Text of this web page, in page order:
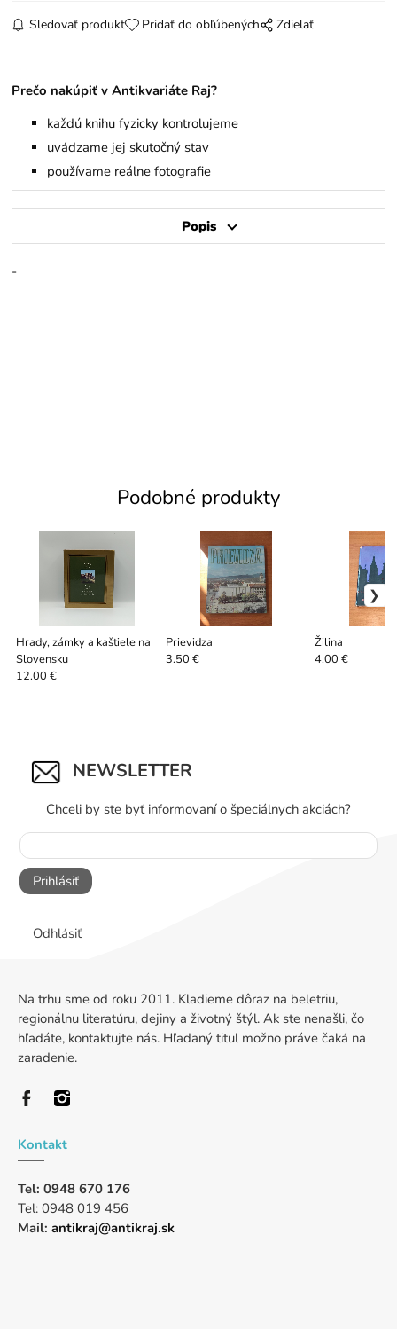
Sledovať produkt Pridať do obľúbených Zdielať
Prečo nakúpiť v Antikvariáte Raj?
každú knihu fyzicky kontrolujeme
uvádzame jej skutočný stav
používame reálne fotografie
Popis
-
Podobné produkty
Hrady, zámky a kaštiele na
Slovensku
12.00 €
Prievidza
3.50 €
Žilina
4.00 €
NEWSLETTER
Chceli by ste byť informovaní o špeciálnych akciách?
Prihlásiť
Odhlásiť
Na trhu sme od roku 2011. Kladieme dôraz na beletriu,
regionálnu literatúru, dejiny a životný štýl. Ak ste nenašli, čo
hľadáte, kontaktujte nás. Hľadaný titul možno práve čaká na
zaradenie.
Kontakt
Tel: 0948 670 176
Tel: 0948 019 456
Mail: antikraj@antikraj.sk